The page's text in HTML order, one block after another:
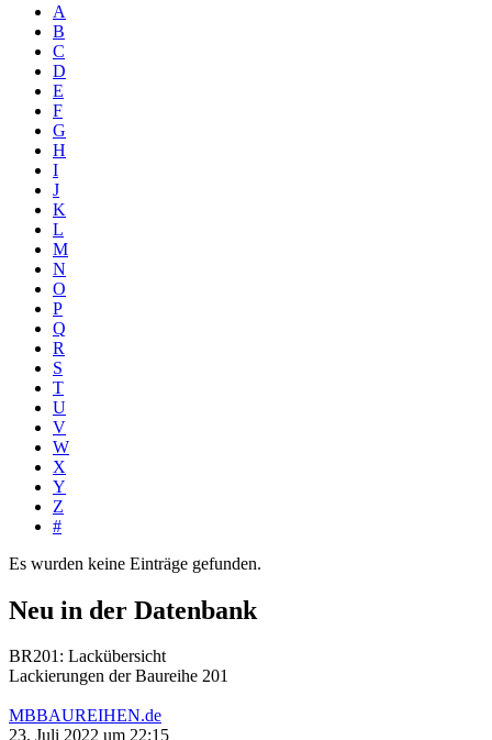
A
B
C
D
E
F
G
H
I
J
K
L
M
N
O
P
Q
R
S
T
U
V
W
X
Y
Z
#
Es wurden keine Einträge gefunden.
Neu in der Datenbank
BR201: Lackübersicht
Lackierungen der Baureihe 201
MBBAUREIHEN.de
23. Juli 2022 um 22:15